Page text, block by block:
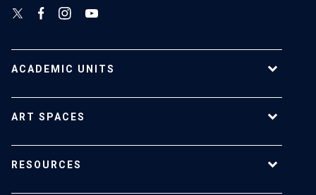
ACADEMIC UNITS
School of Design
School of Drama
ART SPACES
RESOURCES